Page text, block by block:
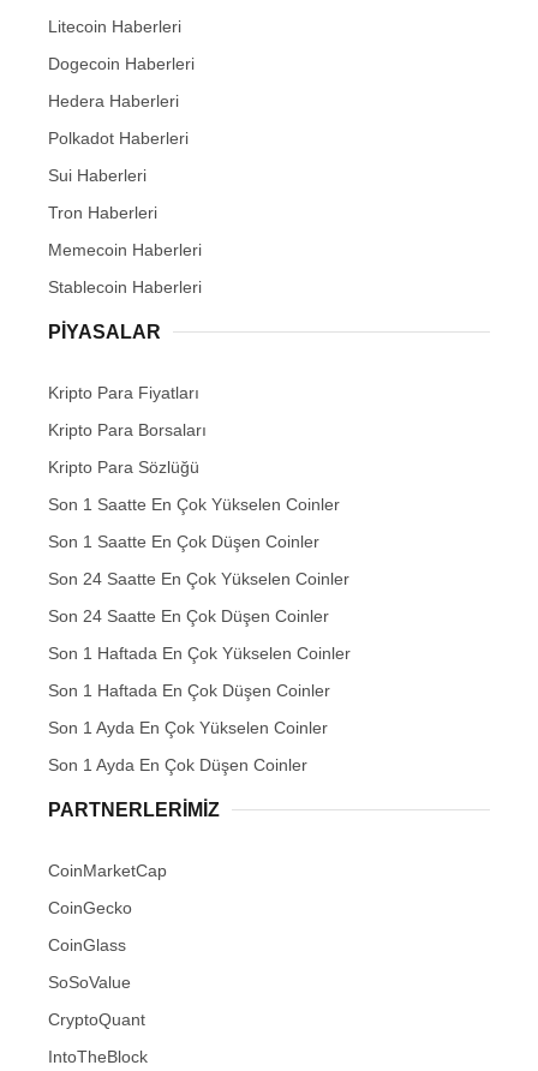
Litecoin Haberleri
Dogecoin Haberleri
Hedera Haberleri
Polkadot Haberleri
Sui Haberleri
Tron Haberleri
Memecoin Haberleri
Stablecoin Haberleri
PIYASALAR
Kripto Para Fiyatları
Kripto Para Borsaları
Kripto Para Sözlüğü
Son 1 Saatte En Çok Yükselen Coinler
Son 1 Saatte En Çok Düşen Coinler
Son 24 Saatte En Çok Yükselen Coinler
Son 24 Saatte En Çok Düşen Coinler
Son 1 Haftada En Çok Yükselen Coinler
Son 1 Haftada En Çok Düşen Coinler
Son 1 Ayda En Çok Yükselen Coinler
Son 1 Ayda En Çok Düşen Coinler
PARTNERLERIMIZ
CoinMarketCap
CoinGecko
CoinGlass
SoSoValue
CryptoQuant
IntoTheBlock